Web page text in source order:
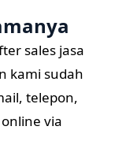
sales jasa
kami sudah
telepon,
via